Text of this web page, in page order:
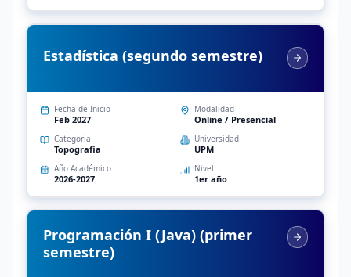
Estadística (segundo semestre)
Fecha de Inicio
Feb 2027
Modalidad
Online / Presencial
Categoría
Topografia
Universidad
UPM
Año Académico
2026-2027
Nivel
1er año
Programación I (Java) (primer
semestre)